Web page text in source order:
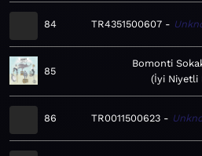
84 TR4351500607
85
Bomonti
İyi Niyetli
86 TR0011500623